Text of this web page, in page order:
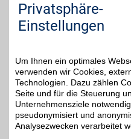
modellbahnen
sigikid
Privatsphäre-
Einstellungen
Um Ihnen ein optimales
verwenden wir Cookies,
Technologien. Dazu zählen
Seite und für die Steuerung
Unternehmensziele
pseudonymisiert und
Analysezwecken verarbeitet